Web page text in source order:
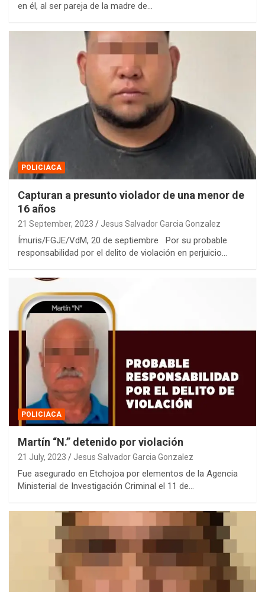
en él, al ser pareja de la madre de…
POLICIACA
Capturan a presunto violador de una menor de
16 años
21 September, 2023 Jesus Salvador Garcia Gonzalez
Ímuris/FGJE/VdM, 20 de septiembre Por su probable
responsabilidad por el delito de violación en perjuicio…
POLICIACA
Martín “N.” detenido por violación
21 July, 2023 Jesus Salvador Garcia Gonzalez
Fue asegurado en Etchojoa por elementos de la Agencia
Ministerial de Investigación Criminal el 11 de…